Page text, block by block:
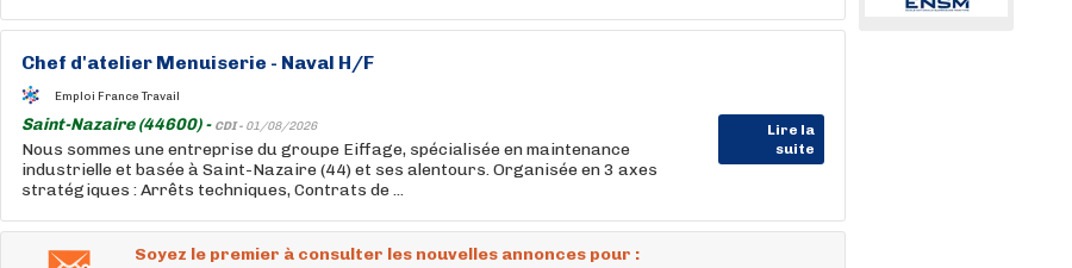
Chef d'atelier Menuiserie - Naval H/F
Emploi France Travail
Saint-Nazaire (44600) - CDI - 01/08/2026
Lire la
suite
Nous sommes une entreprise du groupe Eiffage, spécialisée en maintenance
industrielle et basée à Saint-Nazaire (44) et ses alentours. Organisée en 3 axes
stratégiques : Arrêts techniques, Contrats de ...
Soyez le premier à consulter les nouvelles annonces pour :